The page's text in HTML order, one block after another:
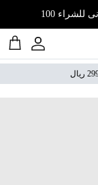
الحساب